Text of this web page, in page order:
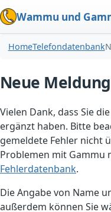
Wammu und
HomeTelefondatenbank
Neue
Vielen Dank, dass Sie
ergänzt haben. Bitte
gemeldete Fehler nicht
Problemen mit Gammu
Fehlerdatenbank.
Die Angabe von Name
außerdem können Sie